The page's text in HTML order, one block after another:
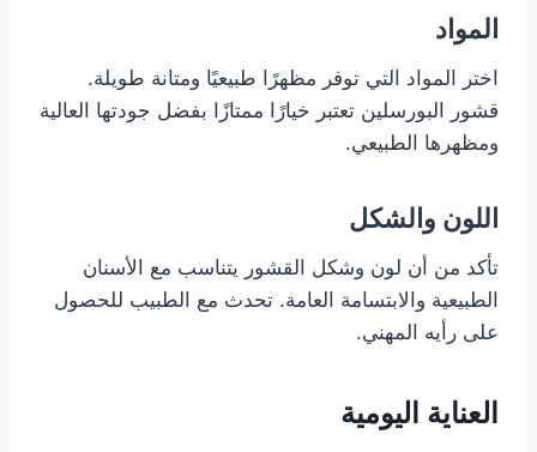
المواد
اختر المواد التي توفر مظهرًا طبيعيًا ومتانة طويلة.
قشور البورسلين تعتبر خيارًا ممتازًا بفضل جودتها العالية
ومظهرها الطبيعي.
اللون والشكل
تأكد من أن لون وشكل القشور يتناسب مع الأسنان
الطبيعية والابتسامة العامة. تحدث مع الطبيب للحصول
على رأيه المهني.
العناية اليومية